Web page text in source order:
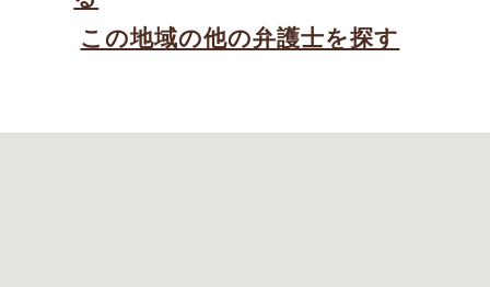
この地域の他の弁護士を探す